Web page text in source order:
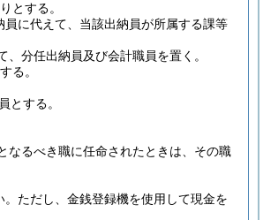
とする。
に代えて、当該出納員が所属する課等
分任出納員及び会計職員を置く。
る。
とする。
なるべき職に任命されたときは、その職
ただし、金銭登録機を使用して現金を